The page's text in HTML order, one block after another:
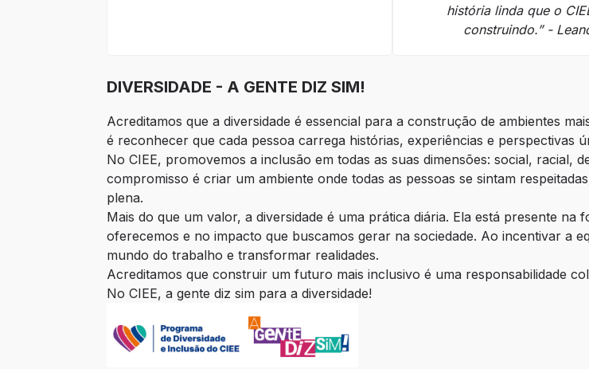
história linda que o
construindo.” -
DIVERSIDADE - A GENTE DIZ SIM!
Acreditamos que a diversidade é essencial para a construção de ambientes
é reconhecer que cada pessoa carrega histórias, experiências e perspectivas
No CIEE, promovemos a inclusão em todas as suas dimensões: social, racial,
compromisso é criar um ambiente onde todas as pessoas se sintam
plena.
Mais do que um valor, a diversidade é uma prática diária. Ela está presente
oferecemos e no impacto que buscamos gerar na sociedade. Ao incentivar a
mundo do trabalho e transformar realidades.
Acreditamos que construir um futuro mais inclusivo é uma responsabilidade
No CIEE, a gente diz sim para a diversidade!